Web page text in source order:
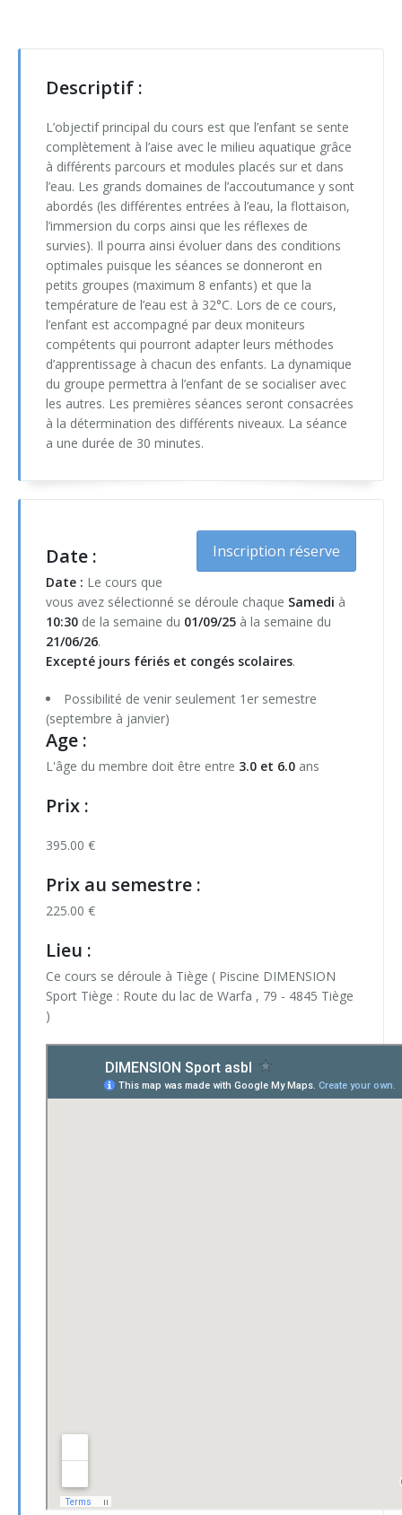
Projet pédagogique
Ligne directrice : DLTA
Photos
Eté
Printemps
Carnaval
Noël & Nouvel An
Toussaint
Photos
ETE
Printemps
Carnaval
Noël & Nouvel An
Sports réalisés
Philosophie : DLTA
Tarifs
Autour du parachute, jeux foulards et cerceaux (3h)
Escalade (Approche par le jeu en milieu scolaire)
Jeux coopératifs
Jeux coopératifs 2 - classe building
Jeux coopératifs adaptés, échange de pratiques type 1
Jeux d'orientation (6h)
Jeux sans matériel, sans salle et avec beaucoup d'élèves
Orientation spatiale et jeux cordes (3h)
Psychomotricité dans un gymnase d'école (6h)
Psychomotricité : souricière et jeux interactifs (6h)
Syllabus sports nouveaux
1 ballon pour 2 ... les bases du KIN-BALL®
Athlétisme en milieu scolaire (6h)
Bumball
Frisbee
Fun in athletics
Gouret
Indiaca
Jeux de démarquages (Bumball & Korfbal)
Jeux de démarquages (OMNIKIN® SIX & Frisbee)
KIN-BALL® (initiation)
Préparation Physique (primaire et fondamental)
Préparation Physique (secondaire)
Préparation physique (vidéos)
You.Fo - Cardiogoal - Trangleball
Vidéos
Presse
Photos
Descriptif :
L’objectif principal du cours est que l’enfant se sente
complètement à l’aise avec le milieu aquatique grâce
à différents parcours et modules placés sur et dans
l’eau. Les grands domaines de l’accoutumance y sont
abordés (les différentes entrées à l’eau, la flottaison,
l’immersion du corps ainsi que les réflexes de
survies). Il pourra ainsi évoluer dans des conditions
optimales puisque les séances se donneront en
petits groupes (maximum 8 enfants) et que la
température de l’eau est à 32°C. Lors de ce cours,
l’enfant est accompagné par deux moniteurs
compétents qui pourront adapter leurs méthodes
d’apprentissage à chacun des enfants. La dynamique
du groupe permettra à l’enfant de se socialiser avec
les autres. Les premières séances seront consacrées
à la détermination des différents niveaux. La séance
a une durée de 30 minutes.
Inscription réserve
Date :
Date : Le cours que
vous avez sélectionné se déroule chaque Samedi à
10:30 de la semaine du 01/09/25 à la semaine du
21/06/26.
Excepté jours fériés et congés scolaires.
Possibilité de venir seulement 1er semestre
(septembre à janvier)
Age :
L'âge du membre doit être entre 3.0 et 6.0 ans
Prix :
395.00 €
Prix au semestre :
225.00 €
Lieu :
Ce cours se déroule à Tiège ( Piscine DIMENSION
Sport Tiège : Route du lac de Warfa , 79 - 4845 Tiège
)